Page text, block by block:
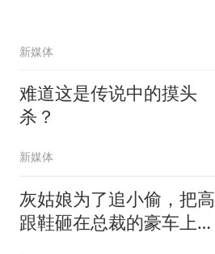
新媒体
难道这是传说中的摸头
杀？
新媒体
灰姑娘为了追小偷，把高
跟鞋砸在总裁的豪车上，